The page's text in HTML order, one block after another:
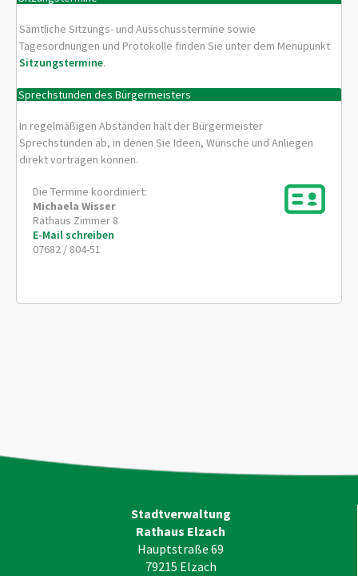
Sämtliche Sitzungs- und Ausschusstermine sowie
Tagesordnungen und Protokolle finden Sie unter dem Menüpunkt
Sitzungstermine.
Sprechstunden des Bürgermeisters
In regelmäßigen Abständen hält der Bürgermeister
Sprechstunden ab, in denen Sie Ideen, Wünsche und Anliegen
direkt vortragen können.
Die Termine koordiniert:
Michaela Wisser
Rathaus Zimmer 8
E-Mail schreiben
07682 / 804-51
Stadtverwaltung
Rathaus Elzach
Hauptstraße 69
79215 Elzach